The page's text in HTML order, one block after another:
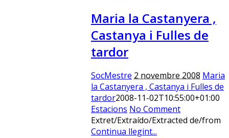
Maria la Castanyera ,
Castanya i Fulles de
tardor
SocMestre 2 novembre 2008 Maria
la Castanyera , Castanya i Fulles de
tardor2008-11-02T10:55:00+01:00
Estacions No Comment
Extret/Extraído/Extracted de/from
Continua llegint...